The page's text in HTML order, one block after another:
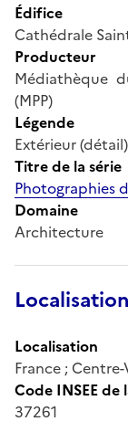
Édifice
Cathédrale
Producteur
Médiathèque
(MPP)
Légende
Extérieur (détail)
Titre de la série
Photographies
Domaine
Architecture
Localisation
Localisation
France ;
Code INSEE de
37261